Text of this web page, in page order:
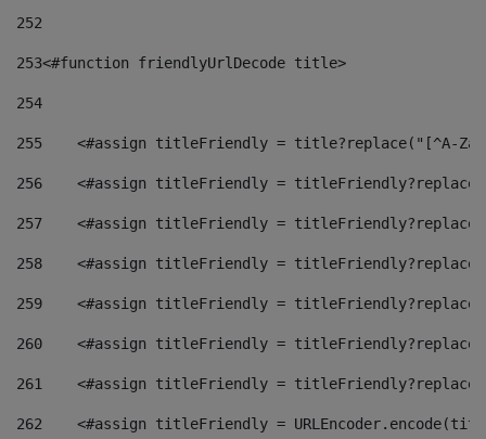
252
253<#function friendlyUrlDecode title>
254
255
<#assign titleFriendly = title?replace("[^A-
256
<#assign titleFriendly =
257
<#assign titleFriendly =
258
<#assign titleFriendly =
259
<#assign titleFriendly =
260
<#assign titleFriendly =
261
<#assign titleFriendly =
262
<#assign titleFriendly =